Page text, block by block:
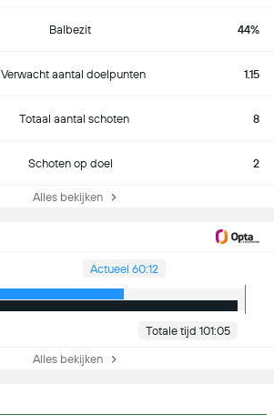
Balbezit 44%
Verwacht aantal doelpunten 1.15
Totaal aantal schoten 8
Schoten op doel 2
Alles bekijken
Actueel 60:12
Totale tijd 101:05
Alles bekijken